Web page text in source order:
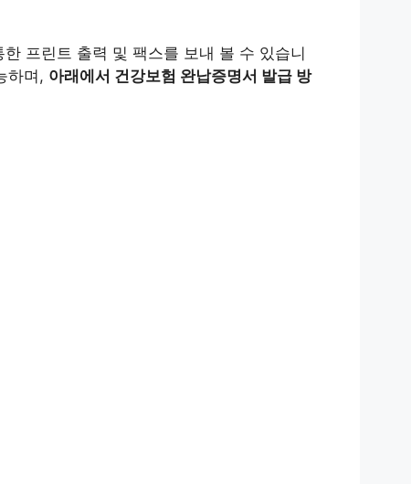
한 프린트 출력 및 팩스를 보내 볼 수 있습니
하며, 아래에서 건강보험 완납증명서 발급 방